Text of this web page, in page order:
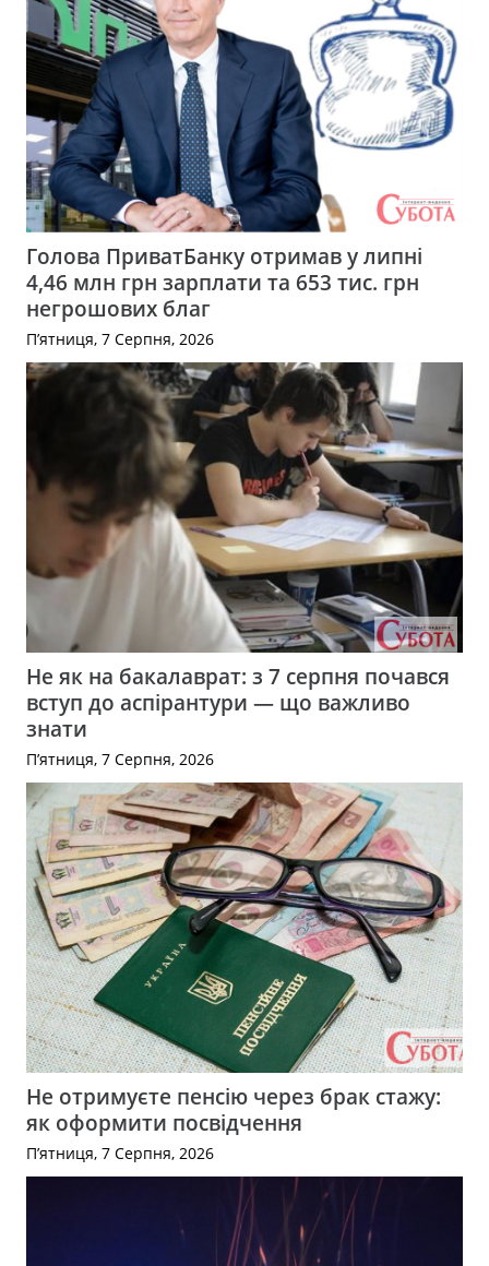
Голова ПриватБанку отримав у липні
4,46 млн грн зарплати та 653 тис. грн
негрошових благ
П’ятниця, 7 Серпня, 2026
Не як на бакалаврат: з 7 серпня почався
вступ до аспірантури — що важливо
знати
П’ятниця, 7 Серпня, 2026
Не отримуєте пенсію через брак стажу:
як оформити посвідчення
П’ятниця, 7 Серпня, 2026